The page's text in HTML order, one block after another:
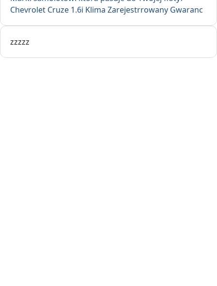
Chevrolet Cruze 1.6i Klima Zarejestrrowany Gwaranc
zzzzz